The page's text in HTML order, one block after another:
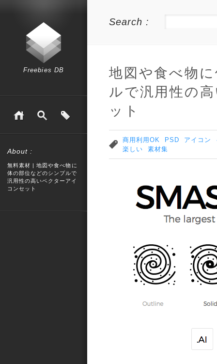
Freebies DB
About :
無料素材 | 地図や食べ物に
体の部位などのシンプルで
汎用性の高いベクターアイ
コンセット
Search :
地図や食べ物
ルで汎用性の
ット
商用利用OK PSD アイコン
楽しい
素材集